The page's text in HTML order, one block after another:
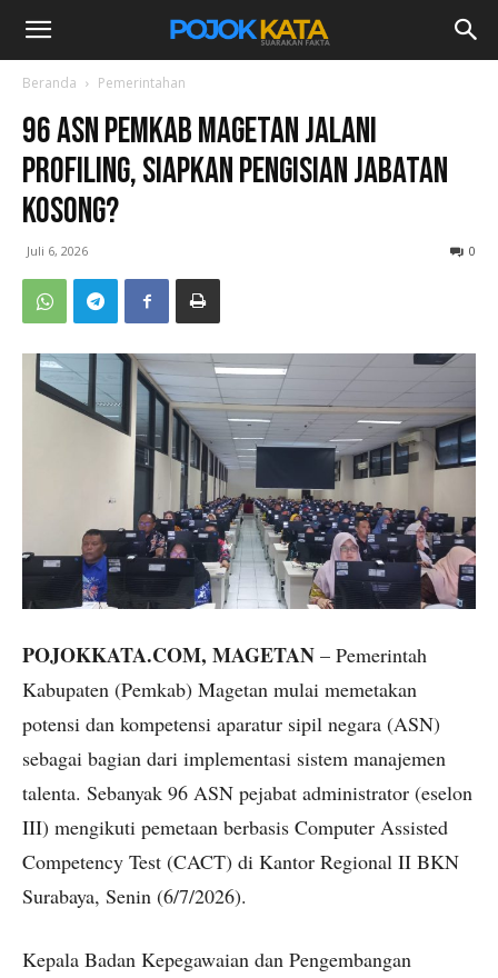
Beranda Pemerintahan
96 ASN Pemkab Magetan Jalani
Profiling, Siapkan Pengisian Jabatan
Kosong?
Juli 6, 2026 0
POJOKKATA.COM, MAGETAN – Pemerintah
Kabupaten (Pemkab) Magetan mulai memetakan
potensi dan kompetensi aparatur sipil negara (ASN)
sebagai bagian dari implementasi sistem manajemen
talenta. Sebanyak 96 ASN pejabat administrator (eselon
III) mengikuti pemetaan berbasis Computer Assisted
Competency Test (CACT) di Kantor Regional II BKN
Surabaya, Senin (6/7/2026).
Kepala Badan Kepegawaian dan Pengembangan